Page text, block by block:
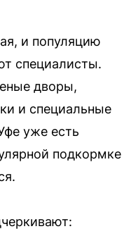
и популяцию
специалисты.
дворы,
и специальные
уже есть
подкормке